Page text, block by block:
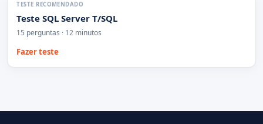
TESTE RECOMENDADO
Teste SQL Server T/SQL
15 perguntas · 12 minutos
Fazer teste